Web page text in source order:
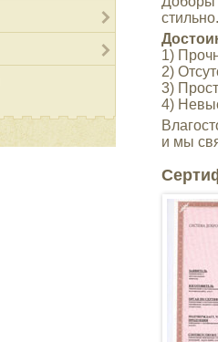
1)
2)
3)
4)
и мы